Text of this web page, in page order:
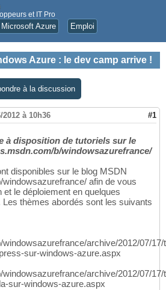
et IT Pro
Microsoft Azure Emploi
Azure : le dev camp arrive !
à la discussion
2012 à 10h36 #1
à disposition de tutoriels sur le
b/windowsazurefrance/
disponibles sur le blog MSDN
afin de vous
le déploiement en quelques
thèmes abordés sont les suivants
archive/2012/07/17/
sur-windows-azure.aspx
archive/2012/07/17/
sur-windows-azure.aspx